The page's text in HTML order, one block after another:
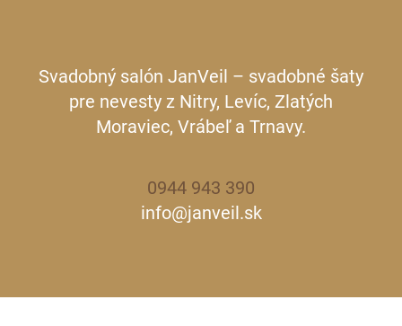
Svadobný salón JanVeil – svadobné šaty
pre nevesty z Nitry, Levíc, Zlatých
Moraviec, Vrábeľ a Trnavy.
0944 943 390
info@janveil.sk